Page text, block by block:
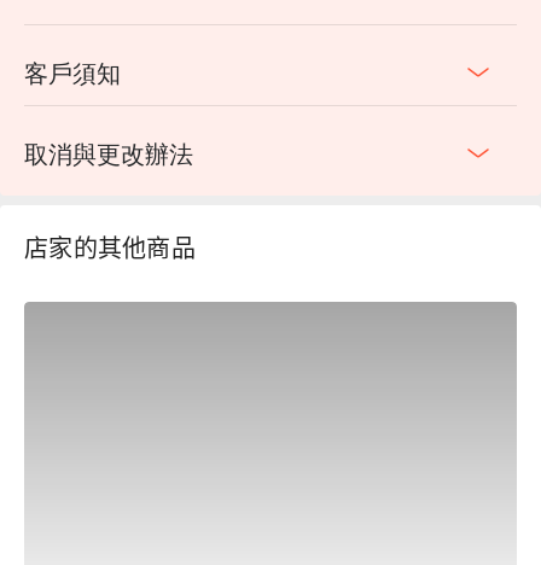
客戶須知
取消與更改辦法
店家的其他商品